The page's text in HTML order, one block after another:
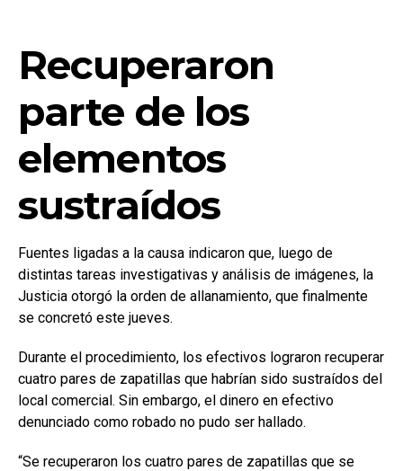
Recuperaron
parte de los
elementos
sustraídos
Fuentes ligadas a la causa indicaron que, luego de
distintas tareas investigativas y análisis de imágenes, la
Justicia otorgó la orden de allanamiento, que finalmente
se concretó este jueves.
Durante el procedimiento, los efectivos lograron recuperar
cuatro pares de zapatillas que habrían sido sustraídos del
local comercial. Sin embargo, el dinero en efectivo
denunciado como robado no pudo ser hallado.
“Se recuperaron los cuatro pares de zapatillas que se